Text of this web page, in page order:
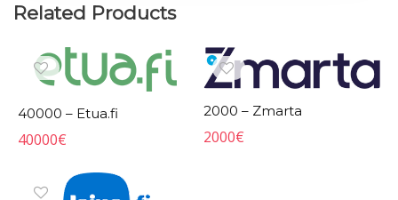
Related Products
40000 – Etua.fi
40000€
2000 – Zmarta
2000€